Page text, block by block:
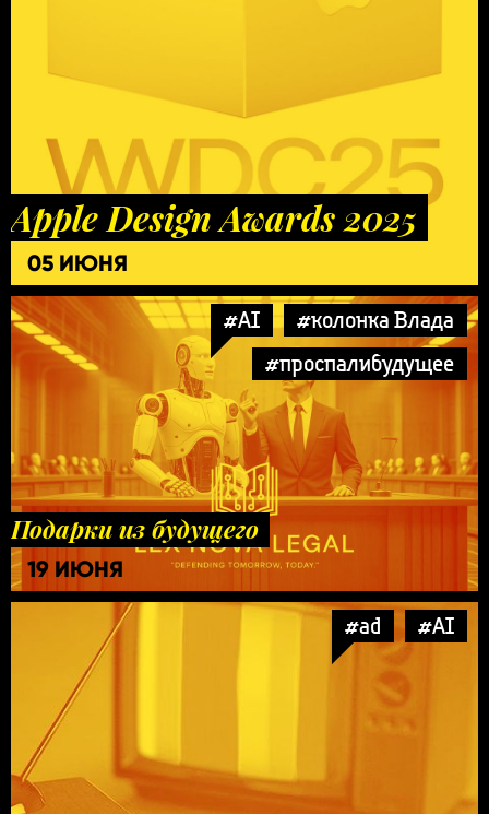
Apple Design Awards 2025
05 ИЮНЯ
#AI
#колонка Влада
#проспалибудущее
Подарки из будущего
19 ИЮНЯ
#ad #AI